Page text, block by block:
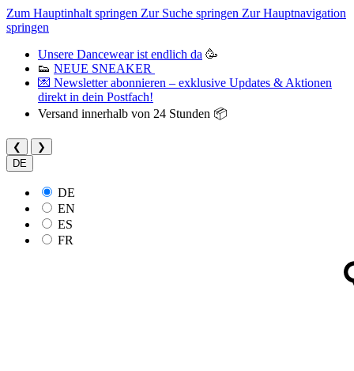
Zum Hauptinhalt springen Zur Suche springen Zur Hauptnavigation
springen
Unsere Dancewear ist endlich da 🥳
👟 NEUE SNEAKER
💌 Newsletter abonnieren – exklusive Updates & Aktionen
direkt in dein Postfach!
Versand innerhalb von 24 Stunden 📦
❮
❯
DE
DE
EN
ES
FR